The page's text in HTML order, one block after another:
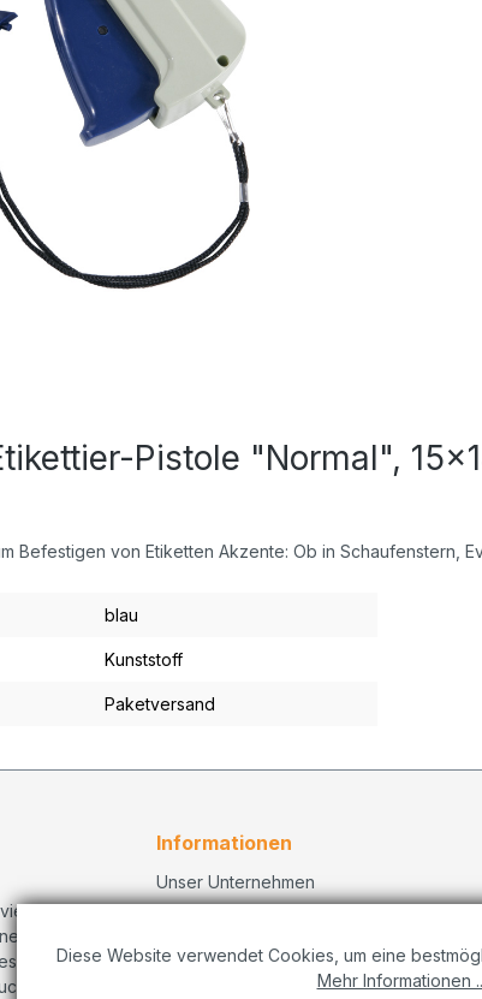
Pistole "Normal",
Befestigen von Etiketten Akzente: Ob in
blau
Kunststoff
Paketversand
wir Sie
viel
Informationen
Unser Unternehmen
Datenschutzerklärung
Diese Website verwendet Cookies, um eine
Mehr Informationen